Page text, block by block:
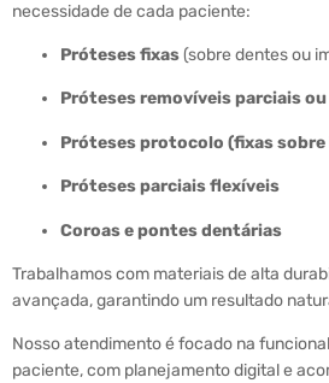
necessidade de cada paciente:
Próteses fixas(sobre dentes ou
Próteses removíveis parciais
Próteses protocolo (fixas
Próteses parciais flexíveis
Coroas e pontes dentárias
Trabalhamos com materiais de alta
avançada, garantindo um resultado
Nosso atendimento é focado na
paciente, com planejamento digital e